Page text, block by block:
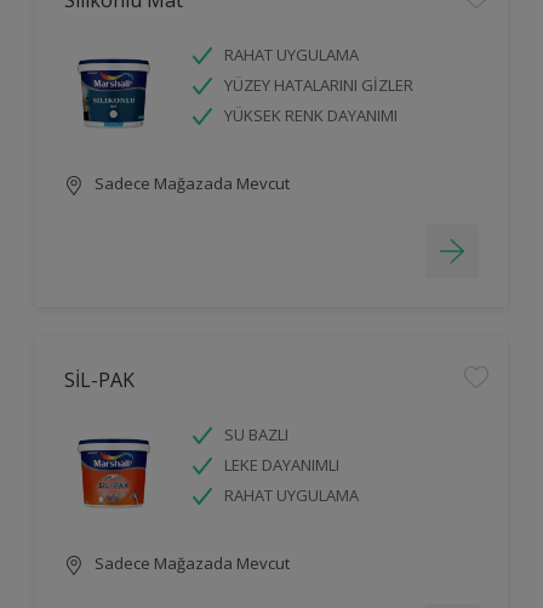
RAHAT UYGULAMA
YÜZEY HATALARINI GİZLER
YÜKSEK RENK DAYANIMI
Sadece Mağazada Mevcut
SİL-PAK
SU BAZLI
LEKE DAYANIMLI
RAHAT UYGULAMA
Sadece Mağazada Mevcut